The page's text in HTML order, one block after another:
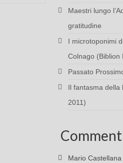
Maestri lungo
gratitudine
I microtoponimi
Colnago (Biblion
Passato
Il fantasma della
2011)
Mario Castellana